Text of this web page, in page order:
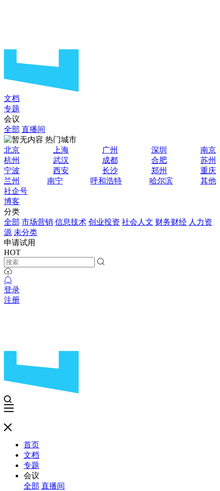
文档
专题
会议
全部 直播间
热门城市
北京
上海 广州 深圳
南京
杭州
武汉 成都 合肥
苏州
宁波
西安 长沙 郑州
重庆
兰州
南宁 呼和浩特 哈尔滨
其他
社企号
博客
分类
全部 市场营销 信息技术 创业投资 社会人文 财务财经 人力资
源 未分类
申请试用
HOT
登录
注册
首页
文档
专题
会议
全部 直播间